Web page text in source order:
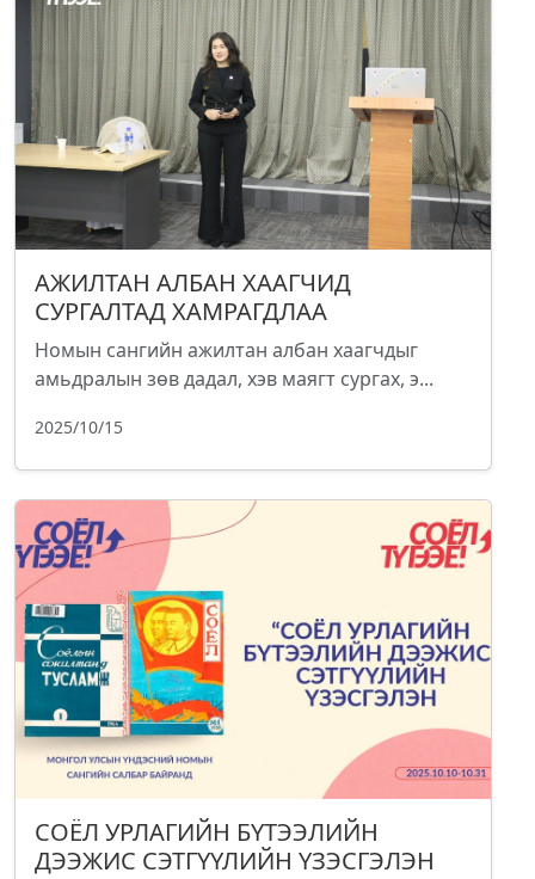
АЖИЛТАН АЛБАН ХААГЧИД
СУРГАЛТАД ХАМРАГДЛАА
Номын сангийн ажилтан албан хаагчдыг
амьдралын зөв дадал, хэв маягт сургах, э...
2025/10/15
СОЁЛ УРЛАГИЙН БҮТЭЭЛИЙН
ДЭЭЖИС СЭТГҮҮЛИЙН ҮЗЭСГЭЛЭН